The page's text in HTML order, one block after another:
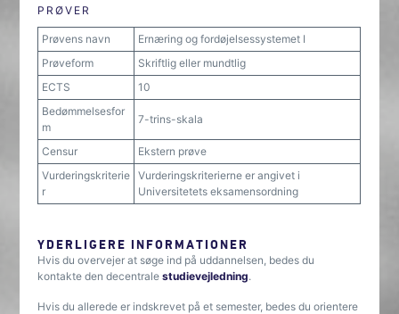
PRØVER
Prøvens navn
Ernæring og fordøjelsessystemet I
Prøveform
Skriftlig eller mundtlig
ECTS
10
Bedømmelsesfor
m
7-trins-skala
Censur
Ekstern prøve
Vurderingskriterie
r
Vurderingskriterierne er angivet i
Universitetets eksamensordning
YDERLIGERE INFORMATIONER
Hvis du overvejer at søge ind på uddannelsen, bedes du
kontakte den decentralestudievejledning.
Hvis du allerede er indskrevet på et semester, bedes du orientere